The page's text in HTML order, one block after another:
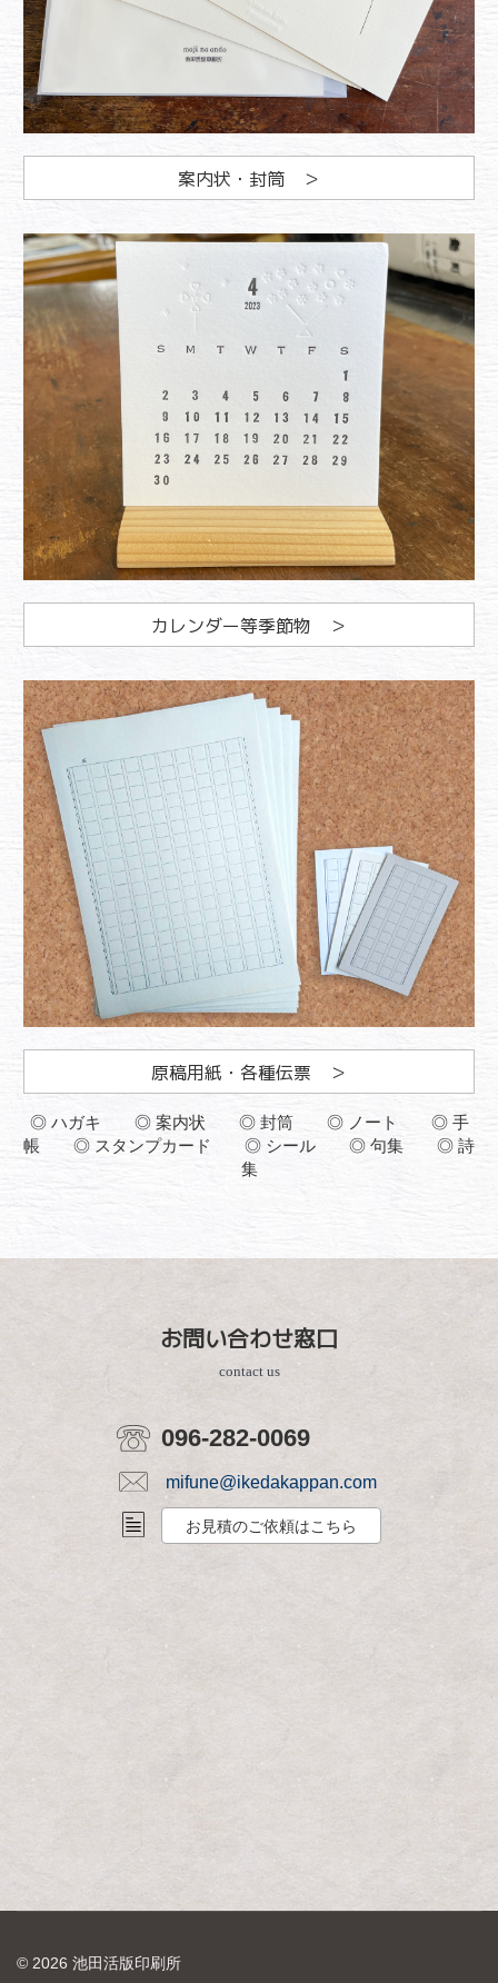
案内状・封筒 ＞
カレンダー等季節物 ＞
原稿用紙・各種伝票 ＞
◎ ハガキ ◎ 案内状 ◎ 封筒 ◎ ノート ◎ 手
帳 ◎ スタンプカード ◎ シール ◎ 句集 ◎ 詩
集
お問い合わせ窓口
contact us
096-282-0069
mifune@ikedakappan.com
お見積のご依頼はこちら
© 2026 池田活版印刷所